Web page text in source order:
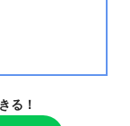
る！